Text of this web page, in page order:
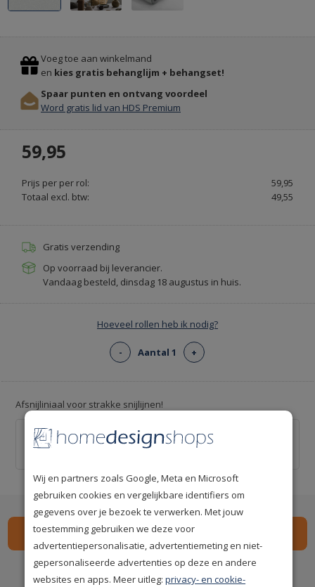
MEUBELS
&
VERLICHTING
INTERIEURDESIGNSHOP.NL
Previous
Stop
Voeg toe aan winkelmand
en kies gratis behanglijm + behangset!
Spaar punten en ontvang voordeel
Word gratis lid van HDS Premium
59,95
Prijs per per rol:
59,95
Totaal excl. btw:
49,55
Gratis verzending
Op voorraad bij leverancier.
Vandaag besteld, dinsdag 18 augustus in huis.
Hoeveel rollen heb ik nodig?
- Aantal 1 +
Afsnijliniaal voor strakke snijlijnen!
Behang afsnijliniaal 55cm
€ 9,95
Spaar59premium punten i
Wij en partners zoals Google, Meta en Microsoft
gebruiken cookies en vergelijkbare identifiers om
gegevens over je bezoek te verwerken. Met jouw
toestemming gebruiken we deze voor
advertentiepersonalisatie, advertentiemeting en niet-
gepersonaliseerde advertenties op deze en andere
websites en apps. Meer uitleg:privacy- en cookie-